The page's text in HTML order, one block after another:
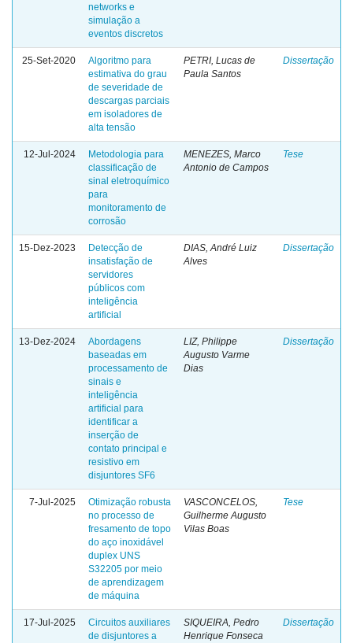
networks e
simulação a
eventos discretos
25-Set-2020
Algoritmo para
estimativa do grau
de severidade de
descargas parciais
em isoladores de
alta tensão
PETRI, Lucas de
Paula Santos
Dissertação
12-Jul-2024
Metodologia para
classificação de
sinal eletroquímico
para
monitoramento de
corrosão
MENEZES, Marco
Antonio de Campos
Tese
15-Dez-2023
Detecção de
insatisfação de
servidores
públicos com
inteligência
artificial
DIAS, André Luiz
Alves
Dissertação
13-Dez-2024
Abordagens
baseadas em
processamento de
sinais e
inteligência
artificial para
identificar a
inserção de
contato principal e
resistivo em
disjuntores SF6
LIZ, Philippe
Augusto Varme
Dias
Dissertação
7-Jul-2025
Otimização robusta
no processo de
fresamento de topo
do aço inoxidável
duplex UNS
S32205 por meio
de aprendizagem
de máquina
VASCONCELOS,
Guilherme Augusto
Vilas Boas
Tese
17-Jul-2025
Circuitos auxiliares
de disjuntores a
SIQUEIRA, Pedro
Henrique Fonseca
Dissertação